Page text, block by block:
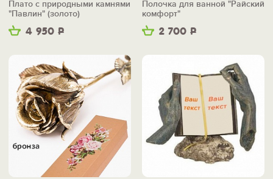
4 950 Р
Плато с природными камнями
"Павлин" (золото)
2 700 Р
Полочка для ванной "Райский
комфорт"